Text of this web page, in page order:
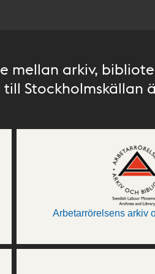
mellan arkiv,
Stockholmskällan
Arbetarrörelsens arkiv